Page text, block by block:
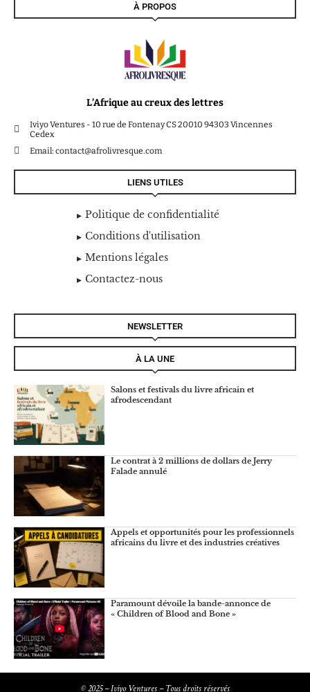
À PROPOS
L’Afrique au creux des lettres
Iviyo Ventures - 10 rue de Fontenay CS 20010 94303 Vincennes
Cedex
Email: contact@afrolivresque.com
LIENS UTILES
Politique de confidentialité
Conditions d'utilisation
Mentions légales
Contactez-nous
NEWSLETTER
À LA UNE
Salons et festivals du livre africain et
afrodescendant
Le contrat à 2 millions de dollars de Jerry
Falade annulé
Appels et opportunités pour les professionnels
africains du livre et des industries créatives
Paramount dévoile la bande-annonce de
« Children of Blood and Bone »
© 2025 – Iviyo Ventures – Tous droits réservés